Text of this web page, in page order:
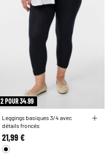
2 POUR 34.99
Leggings basiques 3/4 avec
détails froncés
21,99 €